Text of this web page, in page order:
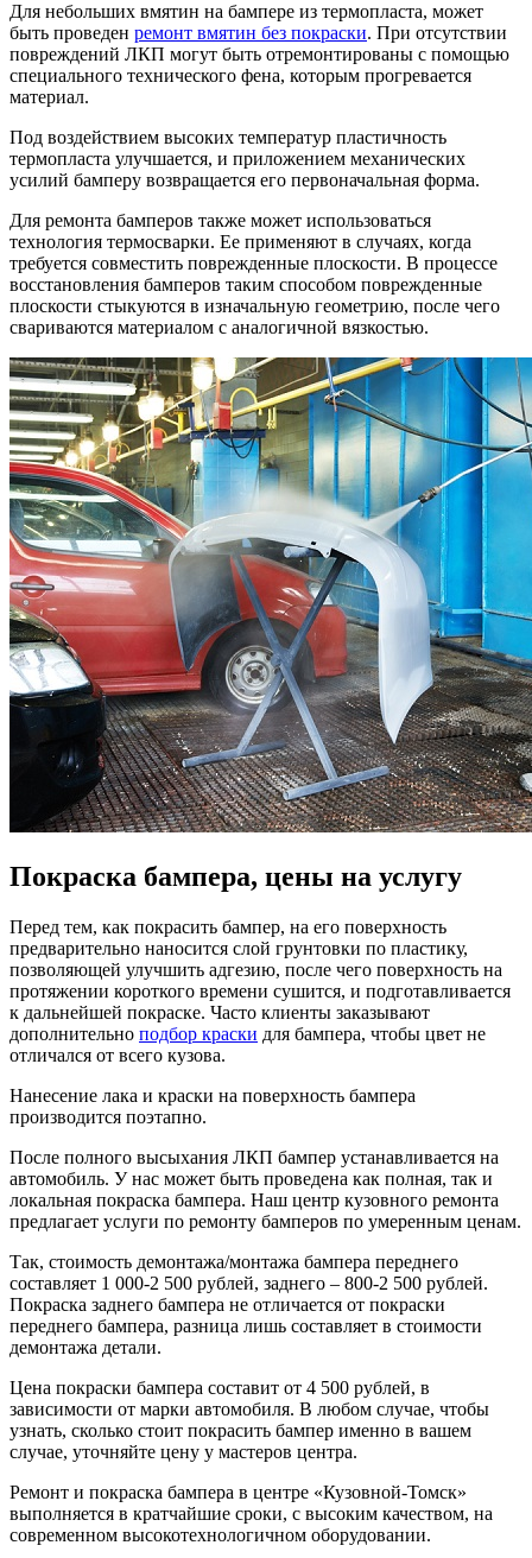
Для небольших вмятин на бампере из термопласта, может
быть проведен ремонт вмятин без покраски. При отсутствии
повреждений ЛКП могут быть отремонтированы с помощью
специального технического фена, которым прогревается
материал.
Под воздействием высоких температур пластичность
термопласта улучшается, и приложением механических
усилий бамперу возвращается его первоначальная форма.
Для ремонта бамперов также может использоваться
технология термосварки. Ее применяют в случаях, когда
требуется совместить поврежденные плоскости. В процессе
восстановления бамперов таким способом поврежденные
плоскости стыкуются в изначальную геометрию, после чего
свариваются материалом с аналогичной вязкостью.
Покраска бампера, цены на услугу
Перед тем, как покрасить бампер, на его поверхность
предварительно наносится слой грунтовки по пластику,
позволяющей улучшить адгезию, после чего поверхность на
протяжении короткого времени сушится, и подготавливается
к дальнейшей покраске. Часто клиенты заказывают
дополнительно подбор краски для бампера, чтобы цвет не
отличался от всего кузова.
Нанесение лака и краски на поверхность бампера
производится поэтапно.
После полного высыхания ЛКП бампер устанавливается на
автомобиль. У нас может быть проведена как полная, так и
локальная покраска бампера. Наш центр кузовного ремонта
предлагает услуги по ремонту бамперов по умеренным ценам.
Так, стоимость демонтажа/монтажа бампера переднего
составляет 1 000-2 500 рублей, заднего – 800-2 500 рублей.
Покраска заднего бампера не отличается от покраски
переднего бампера, разница лишь составляет в стоимости
демонтажа детали.
Цена покраски бампера составит от 4 500 рублей, в
зависимости от марки автомобиля. В любом случае, чтобы
узнать, сколько стоит покрасить бампер именно в вашем
случае, уточняйте цену у мастеров центра.
Ремонт и покраска бампера в центре «Кузовной-Томск»
выполняется в кратчайшие сроки, с высоким качеством, на
современном высокотехнологичном оборудовании.